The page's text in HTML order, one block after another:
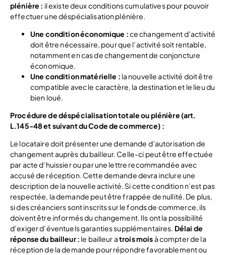
plénière : il existe deux conditions cumulatives pour pouvoir
effectuer une déspécialisation plénière.
Une condition économique :ce changement d’activité
doit être nécessaire, pour que l’activité soit rentable,
notamment en cas de changement de conjoncture
économique.
Une condition matérielle : la nouvelle activité doit être
compatible avec le caractère, la destination et le lieu du
bien loué.
Procédure de déspécialisation totale ou plénière (art.
L.145-48 et suivant du Code de commerce) :
Le locataire doit présenter une demande d’autorisation de
changement auprès du bailleur. Celle-ci peut être effectuée
par acte d’huissier ou par une lettre recommandée avec
accusé de réception. Cette demande devra inclure une
description de la nouvelle activité. Si cette condition n’est pas
respectée, la demande peut être frappée de nullité. De plus,
si des créanciers sont inscrits sur le fonds de commerce, ils
doivent être informés du changement. Ils ont la possibilité
d’exiger d’éventuels garanties supplémentaires. Délai de
réponse du bailleur : le bailleur atrois moisà compter de la
réception de la demande pour répondre favorablement ou